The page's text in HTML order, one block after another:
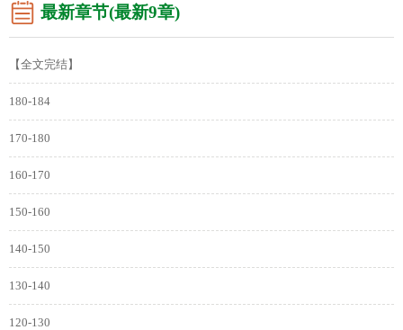
最新章节(最新9章)
【全文完结】
180-184
170-180
160-170
150-160
140-150
130-140
120-130